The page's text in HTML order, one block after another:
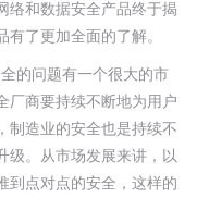
络和数据安全产品终于揭
了更加全面的了解。
的问题有一个很大的市
厂商要持续不断地为用户
制造业的安全也是持续不
级。从市场发展来讲，以
到点对点的安全，这样的